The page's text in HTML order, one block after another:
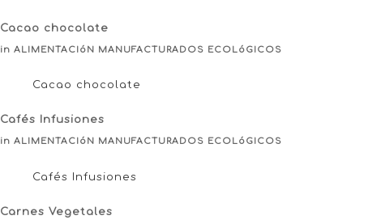
Cacao chocolate
in ALIMENTACIóN MANUFACTURADOS ECOLóGICOS
Cacao chocolate
Cafés Infusiones
in ALIMENTACIóN MANUFACTURADOS ECOLóGICOS
Cafés Infusiones
Carnes Vegetales